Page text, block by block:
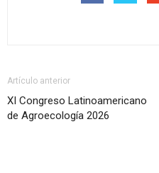
Artículo anterior
XI Congreso Latinoamericano
de Agroecología 2026